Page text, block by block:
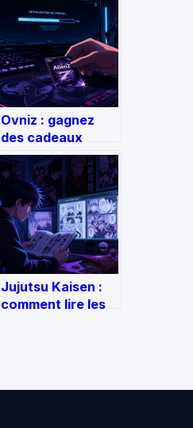
Ovniz : gagnez
des cadeaux
quotidiens avec
10 parties
gratuites et des
challenges
Jujutsu Kaisen :
comment lire les